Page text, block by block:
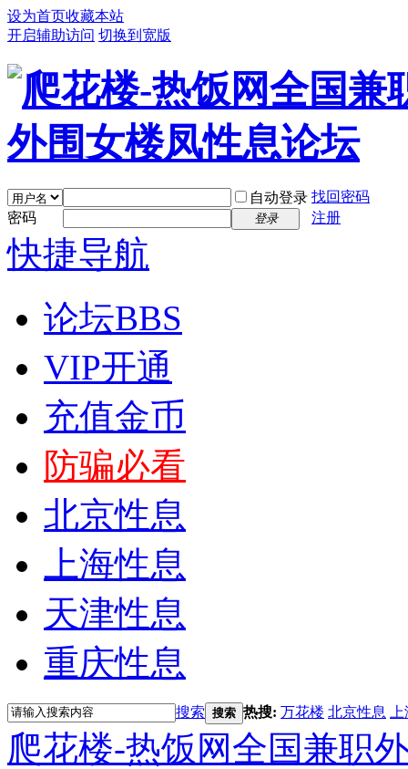
设为首页收藏本站
开启辅助访问 切换到宽版
自动登录 找回密码
密码
登录 注册
快捷导航
论坛BBS
VIP开通
充值金币
防骗必看
北京性息
上海性息
天津性息
重庆性息
搜索 搜索 热搜: 万花楼 北京性息
爬花楼-热饭网全国兼职